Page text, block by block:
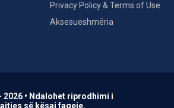
Privacy Policy & Terms of Use
Aksesueshmëria
2026 • Ndalohet riprodhimi i
së kësaj faqeje.